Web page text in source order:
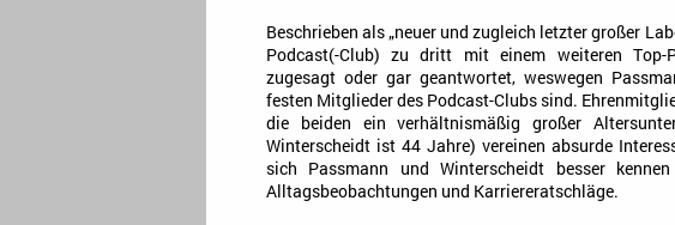
Beschrieben als „neuer und zugleich letzter großer
Podcast(-Club) zu dritt mit einem weiteren Top-
zugesagt oder gar geantwortet, weswegen
festen Mitglieder des Podcast-Clubs sind.
die beiden ein verhältnismäßig großer
Winterscheidt ist 44 Jahre) vereinen absurde
sich Passmann und Winterscheidt besser
Alltagsbeobachtungen und Karriereratschläge.